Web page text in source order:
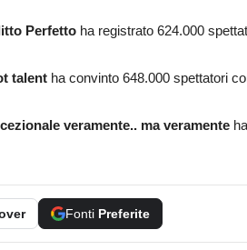
Perfetto ha registrato 624.000
talent ha convinto 648.000 spettatori
veramente.. ma veramente
Fonti Preferite